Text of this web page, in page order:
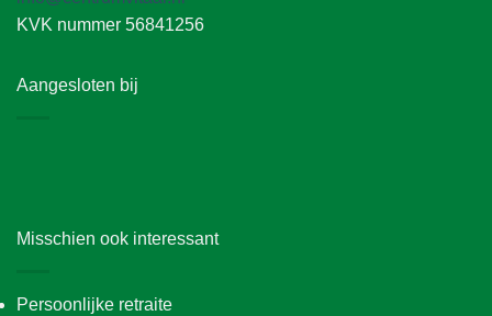
KVK nummer 56841256
Aangesloten bij
Misschien ook interessant
Persoonlijke retraite